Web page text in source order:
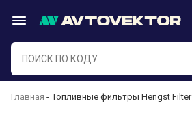
Главная Топливные фильтры Hengst Filter